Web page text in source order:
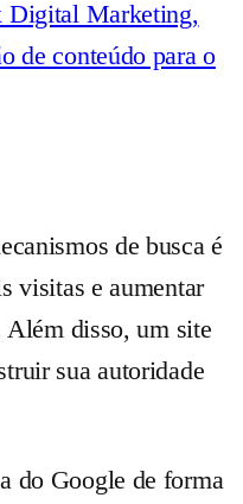
Digital Marketing,
de conteúdo para o
de busca é
visitas e aumentar
disso, um site
sua autoridade
do Google de forma